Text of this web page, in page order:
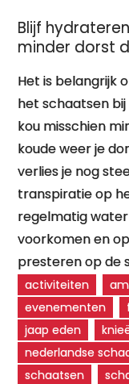
Blijf
minder dorst
Het is belangrijk
het schaatsen bij
kou misschien
koude weer je
verlies je nog
transpiratie op
regelmatig
voorkomen en
presteren op de
activiteiten
evenementen
jaap eden
nederlandse
schaatsen